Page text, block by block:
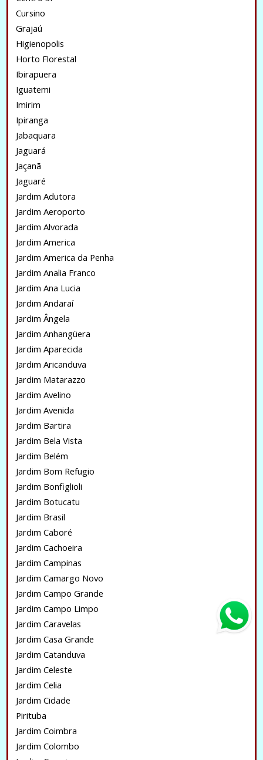
Cursino
Grajaú
Higienopolis
Horto Florestal
Ibirapuera
Iguatemi
Imirim
Ipiranga
Jabaquara
Jaguará
Jaçanã
Jaguaré
Jardim Adutora
Jardim Aeroporto
Jardim Alvorada
Jardim America
Jardim America da Penha
Jardim Analia Franco
Jardim Ana Lucia
Jardim Andaraí
Jardim Ângela
Jardim Anhangüera
Jardim Aparecida
Jardim Aricanduva
Jardim Matarazzo
Jardim Avelino
Jardim Avenida
Jardim Bartira
Jardim Bela Vista
Jardim Belém
Jardim Bom Refugio
Jardim Bonfiglioli
Jardim Botucatu
Jardim Brasil
Jardim Caboré
Jardim Cachoeira
Jardim Campinas
Jardim Camargo Novo
Jardim Campo Grande
Jardim Campo Limpo
Jardim Caravelas
Jardim Casa Grande
Jardim Catanduva
Jardim Celeste
Jardim Celia
Jardim Cidade
Pirituba
Jardim Coimbra
Jardim Colombo